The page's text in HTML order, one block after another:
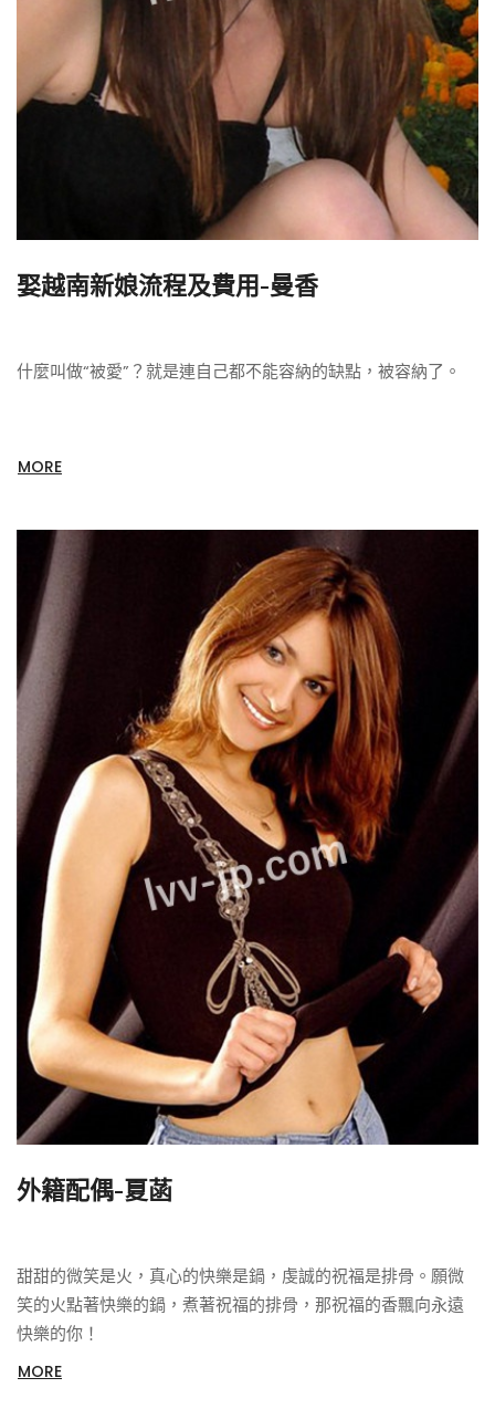
娶越南新娘流程及費用-曼香
什麼叫做“被愛”？就是連自己都不能容納的缺點，被容納了。
MORE
外籍配偶-夏菡
甜甜的微笑是火，真心的快樂是鍋，虔誠的祝福是排骨。願微
笑的火點著快樂的鍋，煮著祝福的排骨，那祝福的香飄向永遠
快樂的你！
MORE